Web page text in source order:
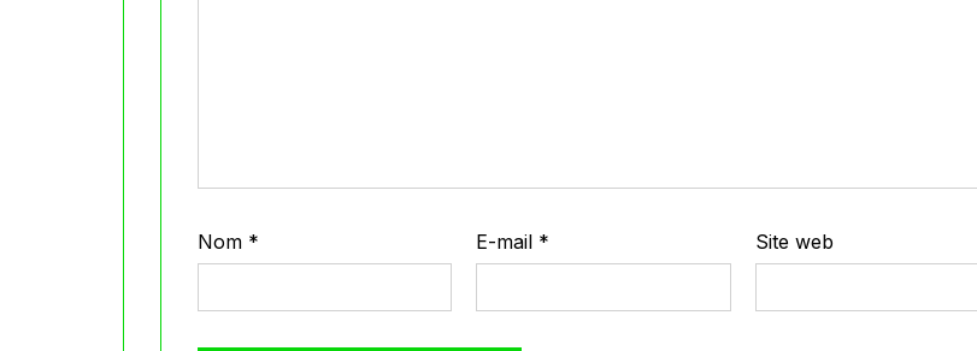
Nom * E-mail * Site web